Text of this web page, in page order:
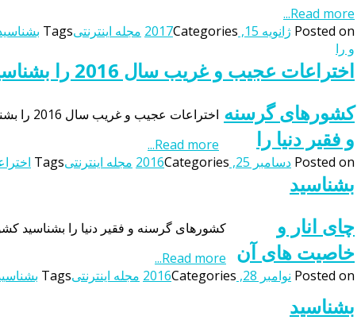
Read more...
Posted on ژانویه 15, 2017 Categories مجله اینترنتیTags
و را
اختراعات عجیب و غریب سال 2016 را بشناسید
اختراعات عجیب و غریب سال 2016 را بشناسید اختراعات عجیب و غریب سال 2016 را بشناسید برخی از هستند که با وجود رفع نیاز از انسان ها اما باز هم عجیب و غیر عادی به […]
Read more...
Posted on دسامبر 25, 2016 Categories مجله اینترنتیTags
کشورهای گرسنه
و فقیر دنیا را
بشناسید
کشورهای گرسنه و فقیر دنیا را بشناسید
Read more...
Posted on نوامبر 28, 2016 Categories مجله اینترنتیTags
چای انار و
خاصیت های آن
بشناسید